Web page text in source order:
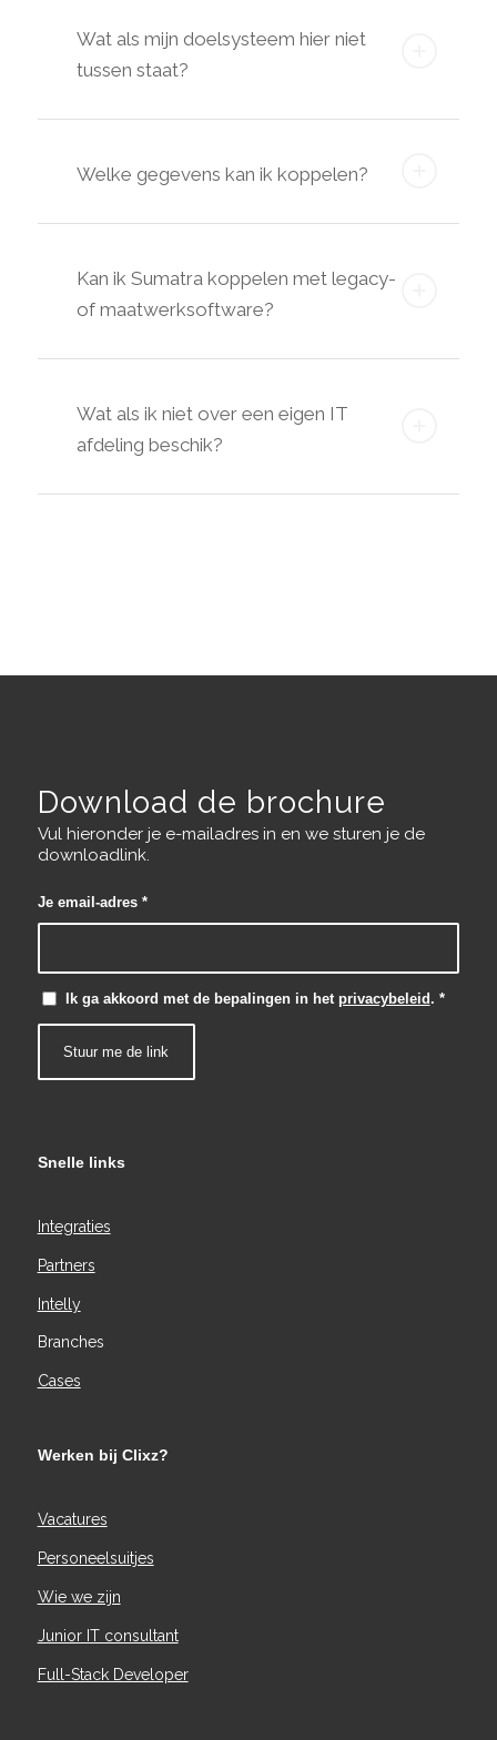
Wat als mijn doelsysteem hier niet
tussen staat?
Welke gegevens kan ik koppelen?
Kan ik Sumatra koppelen met legacy-
of maatwerksoftware?
Wat als ik niet over een eigen IT
afdeling beschik?
Download de brochure
Vul hieronder je e-mailadres in en we sturen je de
downloadlink.
Je email-adres *
Ik ga akkoord met de bepalingen in het privacybeleid. *
Snelle links
Integraties
Partners
Intelly
Branches
Cases
Werken bij Clixz?
Vacatures
Personeelsuitjes
Wie we zijn
Junior IT consultant
Full-Stack Developer